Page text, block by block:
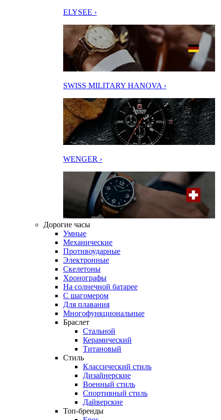
ELYSEE ›
SWISS MILITARY HANOVA ›
WENGER ›
Дорогие часы
Умные
Механические
Противоударные
Электронные
Скелетоны
Хронографы
На солнечной батарее
С шагомером
Для плавания
Многофункциональные
Браслет
Стальной
Керамический
Титановый
Стиль
Классический стиль
Дизайнерские
Военный стиль
Спортивный стиль
Дайверские
Топ-бренды